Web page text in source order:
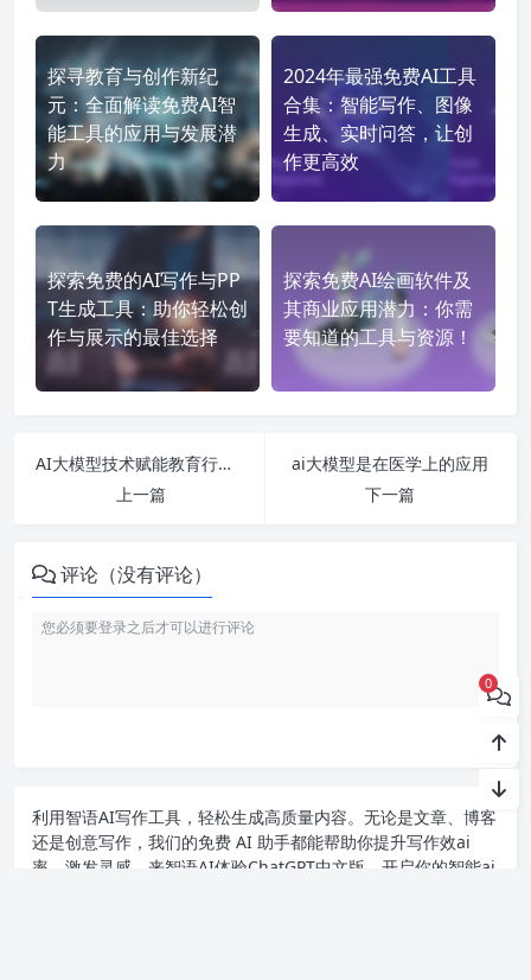
探寻教育与创作新纪
元：全面解读免费AI智
能工具的应用与发展潜
力
2024年最强免费AI工具
合集：智能写作、图像
生成、实时问答，让创
作更高效
探索免费的AI写作与PP
T生成工具：助你轻松创
作与展示的最佳选择
探索免费AI绘画软件及
其商业应用潜力：你需
要知道的工具与资源！
AI大模型技术赋能教育行业变革+教育etf延续涨势分析
上一篇
ai大模型是在医学上的应用
下一篇
评论（没有评论）
利用智语AI写作工具，轻松生成高质量内容。无论是文章、博客
还是创意写作，我们的免费 AI 助手都能帮助你提升写作效ai
率，激发灵感。来智语AI体验ChatGPT中文版 ，开启你的智能ai
0